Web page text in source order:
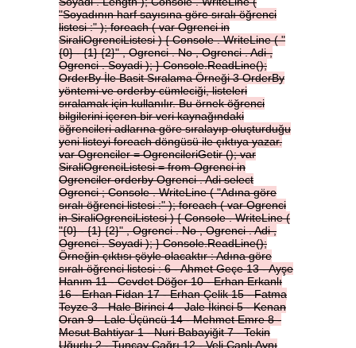
"Soyadınınharfsayısınagöresıralıöğrenci
listesi:");foreach(varOgrenciin
SiraliOgrenciListesi){Console.WriteLine("
{0}-{1}{2}",Ogrenci.No,Ogrenci.Adi,
Ogrenci.Soyadi);}Console.ReadLine();
OrderByİleBasitSıralamaÖrneği3OrderBy
yöntemiveorderbycümleciği,listeleri
sıralamakiçinkullanılır.Buörneköğrenci
bilgileriniiçerenbirverikaynağındaki
öğrencileriadlarınagöresıralayıpoluşturduğu
yenilisteyiforeachdöngüsüileçıktıyayazar.
varOgrenciler=OgrencileriGetir();var
SiraliOgrenciListesi=fromOgrenciin
OgrencilerorderbyOgrenci.Adiselect
Ogrenci;Console.WriteLine("Adınagöre
sıralıöğrencilistesi:");foreach(varOgrenci
inSiraliOgrenciListesi){Console.WriteLine(
"{0}-{1}{2}",Ogrenci.No,Ogrenci.Adi,
Ogrenci.Soyadi);}Console.ReadLine();
Örneğinçıktısışöyleolacaktır:Adınagöre
sıralıöğrencilistesi:6-AhmetGeçe13-Ayşe
Hanım11-CevdetDöğer10-ErhanErkanlı
16-ErhanFidan17-ErhanÇelik15-Fatma
Teyze3-HaleBirinci4-Jaleİkinci5-Kenan
Oran9-LaleÜçüncü14-MehmetEmre8-
MesutBahtiyar1-NuriBabayiğit7-Tekin
Uğurlu2-TuncayÇağrı12-VeliCanlıAynı